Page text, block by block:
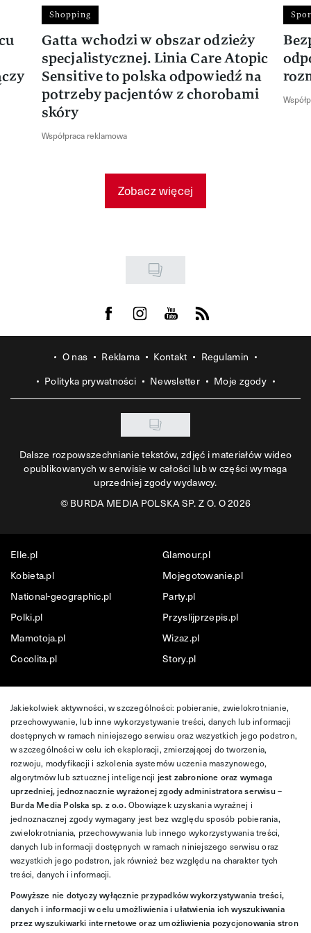
Shopping
Gatta wchodzi w obszar odzieży
specjalistycznej. Linia Care Atopic
Sensitive to polska odpowiedź na
potrzeby pacjentów z chorobami
skóry
Współpraca reklamowa
Zobacz więcej
Visit us on Facebook
Visit us on Instagram
Visit us on Youtube
Visit us on Rss
O nas Reklama Kontakt
Regulamin
Polityka prywatności
Newsletter Moje zgody
Dalsze rozpowszechnianie tekstów, zdjęć i materiałów wideo
opublikowanych w serwisie w całości lub w części wymaga
uprzedniej zgody wydawcy.
©BURDA MEDIA POLSKA SP. Z O. O 2026
Elle.pl
Glamour.pl
Kobieta.pl
Mojegotowanie.pl
National-geographic.pl
Party.pl
Polki.pl
Przyslijprzepis.pl
Mamotoja.pl
Wizaz.pl
Cocolita.pl
Story.pl
Jakiekolwiek aktywności, w szczególności: pobieranie, zwielokrotnianie,
przechowywanie, lub inne wykorzystywanie treści, danych lub informacji
dostępnych w ramach niniejszego serwisu oraz wszystkich jego podstron,
w szczególności w celu ich eksploracji, zmierzającej do tworzenia,
rozwoju, modyfikacji i szkolenia systemów uczenia maszynowego,
algorytmów lub sztucznej inteligencji jest zabronione oraz wymaga
uprzedniej, jednoznacznie wyrażonej zgody administratora serwisu –
Burda Media Polska sp. z o.o.Obowiązek uzyskania wyraźnej i
jednoznacznej zgody wymagany jest bez względu sposób pobierania,
zwielokrotniania, przechowywania lub innego wykorzystywania treści,
danych lub informacji dostępnych w ramach niniejszego serwisu oraz
wszystkich jego podstron, jak również bez względu na charakter tych
treści, danych i informacji.
Powyższe nie dotyczy wyłącznie przypadków wykorzystywania treści,
danych i informacji w celu umożliwienia i ułatwienia ich wyszukiwania
przez wyszukiwarki internetowe oraz umożliwienia pozycjonowania stron